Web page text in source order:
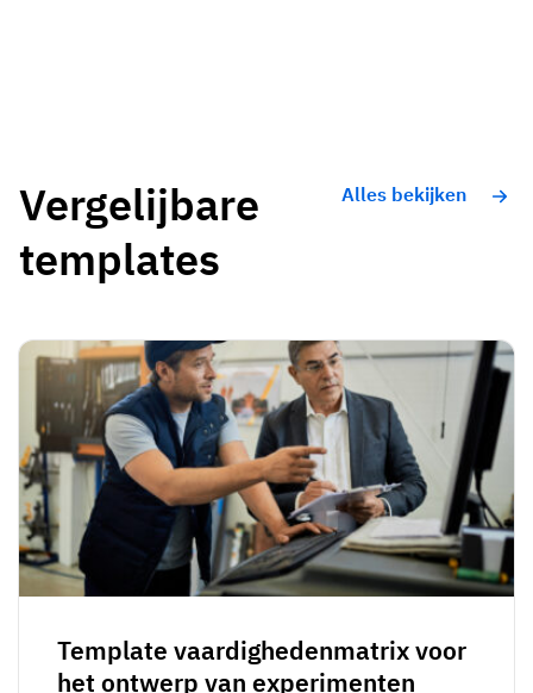
Vergelijbare
templates
Alles bekijken
Template vaardighedenmatrix voor
het ontwerp van experimenten